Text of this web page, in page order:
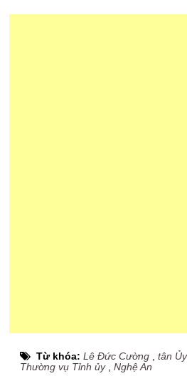
Từ khóa:Lê Đức Cường ,tân
Thường vụ Tỉnh ủy,Nghệ An